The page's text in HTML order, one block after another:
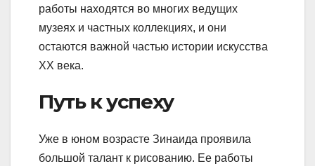
работы находятся во многих ведущих
музеях и частных коллекциях, и они
остаются важной частью истории искусства
XX века.
Путь к успеху
Уже в юном возрасте Зинаида проявила
большой талант к рисованию. Ее работы